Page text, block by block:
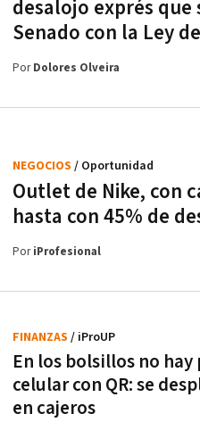
desalojo exprés que
Senado con la Ley
PorDolores Olveira
Outlet de Nike, con
hasta con 45% de
NEGOCIOS / Oportunidad
PoriProfesional
En los bolsillos no
celular con QR: se
en cajeros
FINANZAS / iProUP